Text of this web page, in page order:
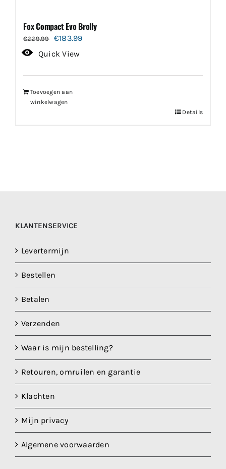
Fox Compact Evo Brolly
€229.99
Oorspronkelijke
prijs
€229.99.
€183.99Huidige
€183.99.
Quick View
Toevoegen aan
winkelwagen
Details
KLANTENSERVICE
Levertermijn
Bestellen
Betalen
Verzenden
Waar is mijn bestelling?
Retouren, omruilen en garantie
Klachten
Mijn privacy
Algemene voorwaarden